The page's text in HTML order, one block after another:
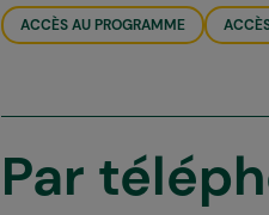
ACCÈS AU PROGRAMME
Par